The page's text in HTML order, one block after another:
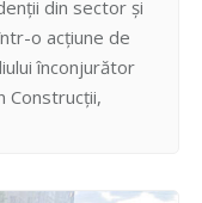
din sector și
o acțiune de
înconjurător
Construcții,
Electronică,
din sector,